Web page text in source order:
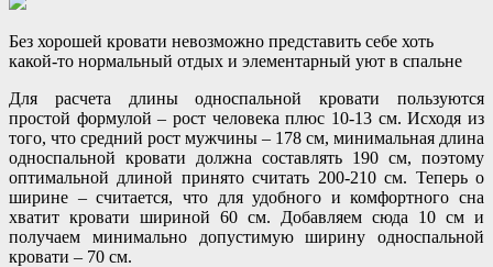
Без хорошей кровати невозможно представить себе хоть
какой-то нормальный отдых и элементарный уют в спальне
Для расчета длины односпальной кровати пользуются
простой формулой – рост человека плюс 10-13 см. Исходя из
того, что средний рост мужчины – 178 см, минимальная длина
односпальной кровати должна составлять 190 см, поэтому
оптимальной длиной принято считать 200-210 см. Теперь о
ширине – считается, что для удобного и комфортного сна
хватит кровати шириной 60 см. Добавляем сюда 10 см и
получаем минимально допустимую ширину односпальной
кровати – 70 см.